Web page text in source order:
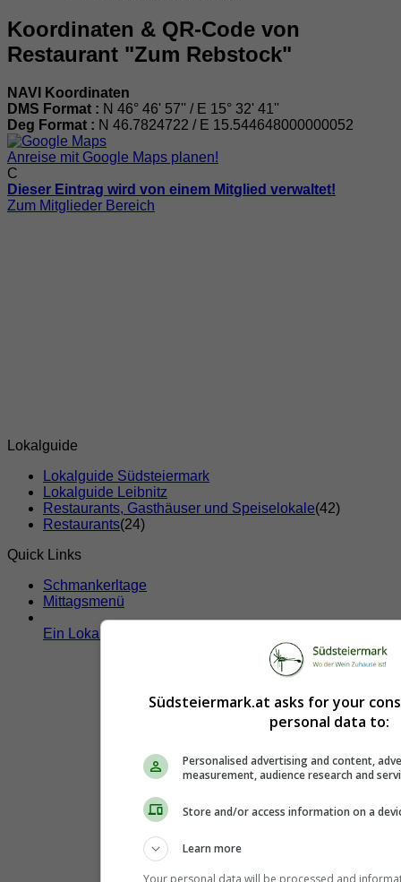
Koordinaten & QR-Code von
Restaurant "Zum Rebstock"
NAVI Koordinaten
DMS Format : N 46° 46' 57'' / E 15° 32' 41''
Deg Format : N 46.7824722 / E 15.544648000000052
Anreise mit Google Maps planen!
C
Dieser Eintrag wird von einem Mitglied verwaltet!
Zum Mitglieder Bereich
Lokalguide
Lokalguide Südsteiermark
Lokalguide Leibnitz
Restaurants, Gasthäuser und Speiselokale(42)
Restaurants(24)
Quick Links
Schmankerltage
Mittagsmenü
Ein Lokal hier eintragen!
Südsteiermark.at asks for your
personal data to:
Personalised advertising and content,
measurement, audience research and
Store and/or access information on a
Learn more
Your personal data will be processed and